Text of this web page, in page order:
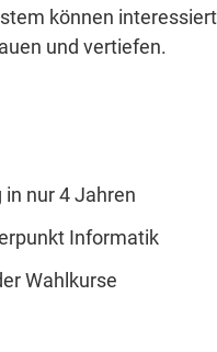
können
und vertiefen.
nur 4 Jahren
Informatik
Wahlkurse